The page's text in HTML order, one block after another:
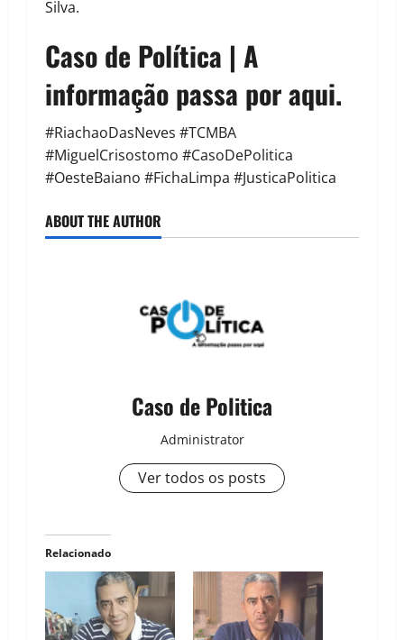
Silva.
Caso de Política | A
informação passa por aqui.
#RiachaoDasNeves #TCMBA
#MiguelCrisostomo #CasoDePolitica
#OesteBaiano #FichaLimpa #JusticaPolitica
ABOUT THE AUTHOR
Caso de Politica
Administrator
Ver todos os posts
Relacionado